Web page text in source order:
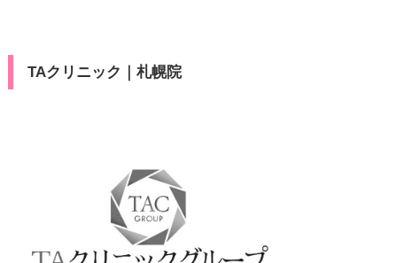
TAクリニック｜札幌院